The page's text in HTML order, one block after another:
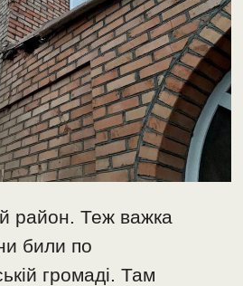
район. Теж важка
били по
громаді. Там